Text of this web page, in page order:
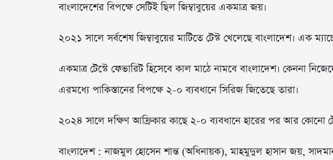
বাংলাদেশের বিপক্ষে সেটিই ছিল জিম্বাবুয়ের একমাত্র জয়।
২০২১ সালে সর্বশেষ জিম্বাবুয়ের মাটিতে টেস্ট খেলেছে বাংলাদেশ। এক
একমাত্র টেস্টে ফেভারিট হিসেবে কাল মাঠে নামবে বাংলাদেশ। কেননা
এরমধ্যে পাকিস্তানের বিপক্ষে ২-০ ব্যবধানে সিরিজ জিতেছে তারা।
২০২৪ সালে দক্ষিণ আফ্রিকার কাছে ২-০ ব্যবধানে হারের পর আর কোনো
বাংলাদেশ : নাজমুল হোসেন শান্ত (অধিনায়ক), মাহমুদুল হাসান জয়,